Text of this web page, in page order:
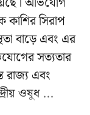
কাশির সিরাপ
বাড়ে এবং এর
সত্যতার
রাজ্য এবং
ওষুধ ...